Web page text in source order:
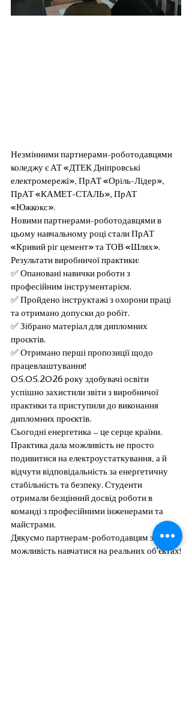
Незмінними партнерами-роботодавцями
коледжу є АТ «ДТЕК Дніпровські
електромережі», ПрАТ «Оріль-Лідер»,
ПрАТ «КАМЕТ-СТАЛЬ», ПрАТ
«Южкокс».
Новими партнерами-роботодавцями в
цьому навчальному році стали ПрАТ
«Кривий ріг цемент» та ТОВ «Шлях».
Результати виробничої практики:
✅ Опановані навички роботи з
професійним інструментарієм.
✅ Пройдено інструктажі з охорони праці
та отримано допуски до робіт.
✅ Зібрано матеріал для дипломних
проєктів.
✅ Отримано перші пропозиції щодо
працевлаштування!
05.05.2026 року здобувачі освіти
успішно захистили звіти з виробничої
практики та приступили до виконання
дипломних проєктів.
Сьогодні енергетика — це серце країни.
Практика дала можливість не просто
подивитися на електроустаткування, а й
відчути відповідальність за енергетичну
стабільність та безпеку. Студенти
отримали безцінний досвід роботи в
команді з професійними інженерами та
майстрами.
Дякуємо партнерам-роботодавцям за
можливість навчатися на реальних об'єктах!